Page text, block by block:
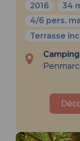
2016 34
4/6 pers.
Terrasse